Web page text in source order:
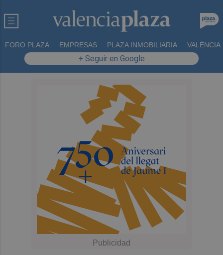
FORO PLAZA EMPRESAS PLAZA INMOBILIARIA VALÈNCIA
+ Seguir en Google